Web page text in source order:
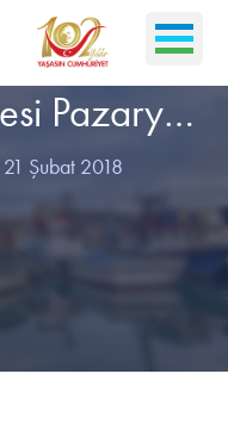
Kdz Ereğli Belediyesi Pazaryeri Hizmet Binası Asansör Yapımı İşi
21 Şubat 2018